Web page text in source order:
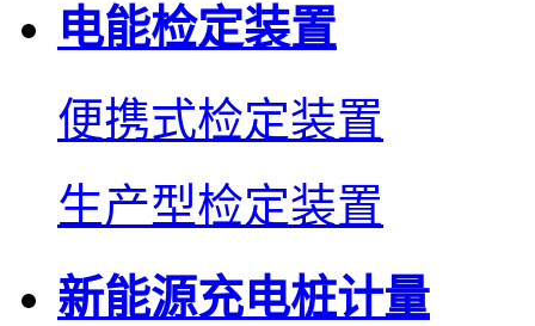
电能检定装置
便携式检定装置
生产型检定装置
新能源充电桩计量